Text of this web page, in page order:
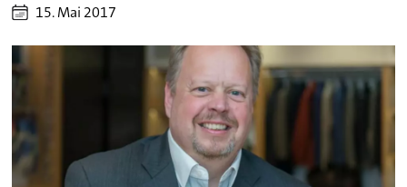
15. Mai 2017